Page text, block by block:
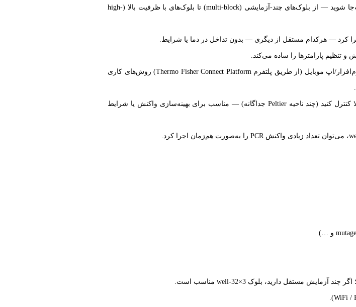
انعطاف‌پذیری در پیکربندی بلوک‌های PCR : ProFlex این امکان را می‌دهد که بین ۵ نوع بلوک مختلف جابه‌جا شوید — از بلوک‌های چند-آزمایشی (multi-block) تا بلوک‌های با ظرفیت بالا (high-
دسترسی از راه دور و مدیریت آزمایشگاه: دستگاه «cloud-enabled» است؛ به این معنی که می‌توان طریق نرم‌افزار/اپ موبایل (از طریق پلتفرم Thermo Fisher Connect Platform) روش‌های کاری
بهینه‌سازی پیشرفته PCR با بلوک‌های VeriFlex: بلوک‌های VeriFlex به شما اجازه می‌دهند دما را با دقت بالا کنترل کنید (چند ناحیه Peltier جداگانه) — مناسب برای بهینه‌سازی واکنش یا شرایط